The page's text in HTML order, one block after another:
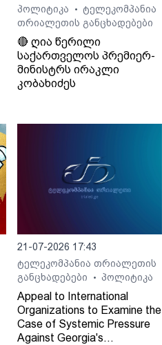
პოლიტიკა
• ტელეკომპანია
თრიალეთის განცხადებები
🔴 ღია წერილი
საქართველოს პრემიერ-
მინისტრს ირაკლი
კობახიძეს
21-07-2026 17:43
ტელეკომპანია თრიალეთის
განცხადებები
• პოლიტიკა
Appeal to International
Organizations to Examine the
Case of Systemic Pressure
Against Georgia's